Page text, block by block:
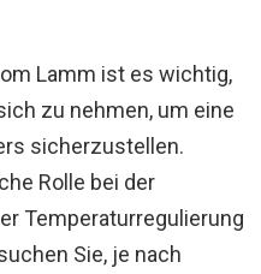
Lamm ist es wichtig,
zu nehmen, um eine
sicherzustellen.
Rolle bei der
Temperaturregulierung
Sie, je nach